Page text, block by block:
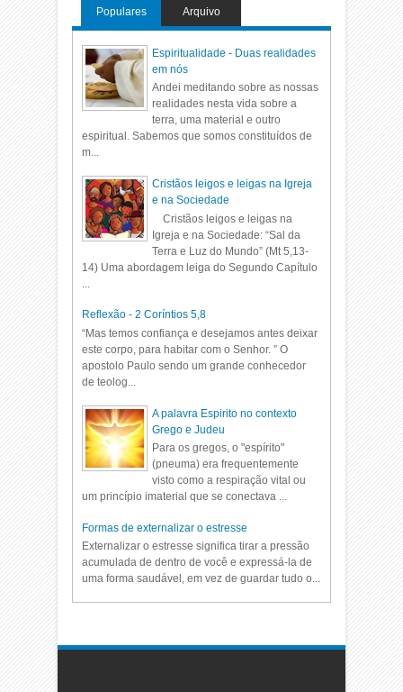
Populares Arquivo
Espiritualidade - Duas realidades
em nós
Andei meditando sobre as nossas
realidades nesta vida sobre a
terra, uma material e outro
espiritual. Sabemos que somos constituídos de
m...
Cristãos leigos e leigas na Igreja
e na Sociedade
Cristãos leigos e leigas na
Igreja e na Sociedade: “Sal da
Terra e Luz do Mundo” (Mt 5,13-
14) Uma abordagem leiga do Segundo Capítulo
Reflexão - 2 Coríntios 5,8
“Mas temos confiança e desejamos antes deixar
este corpo, para habitar com o Senhor. ” O
apostolo Paulo sendo um grande conhecedor
de teolog...
A palavra Espirito no contexto
Grego e Judeu
Para os gregos, o "espírito"
(pneuma) era frequentemente
visto como a respiração vital ou
um princípio imaterial que se conectava ...
Formas de externalizar o estresse
Externalizar o estresse significa tirar a pressão
acumulada de dentro de você e expressá-la de
uma forma saudável, em vez de guardar tudo o...